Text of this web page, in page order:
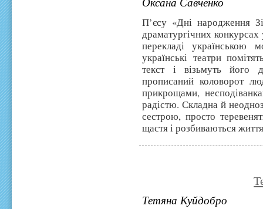
П’єсу «Дні народження
драматургічних
перекладі українською
українські театри
текст і візьмуть його
прописаний коловорот
прикрощами,
радістю. Складна й
сестрою, просто
щастя і розбиваються
Тетяна Куйдобро